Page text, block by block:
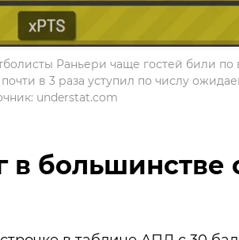
Раньери чаще гостей били по
в 3 раза уступил по числу
understat.com
в большинстве